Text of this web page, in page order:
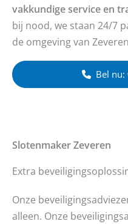
vakkundige service en
bij nood, we staan 24/7
de omgeving van
Bel
SlotenmakerZeveren
Extra
Onze
alleen. Onze